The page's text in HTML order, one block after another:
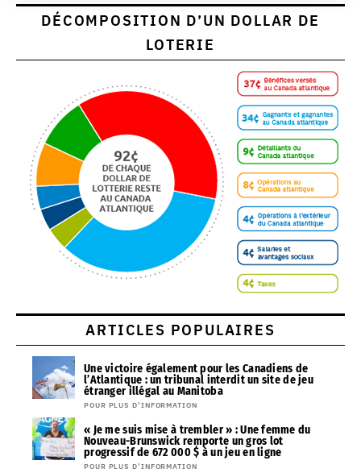
DÉCOMPOSITION D’UN DOLLAR DE
LOTERIE
ARTICLES POPULAIRES
Une victoire également pour les Canadiens de
l’Atlantique : un tribunal interdit un site de jeu
étranger illégal au Manitoba
POUR PLUS D’INFORMATION
« Je me suis mise à trembler » : Une femme du
Nouveau-Brunswick remporte un gros lot
progressif de 672 000 $ à un jeu en ligne
POUR PLUS D’INFORMATION